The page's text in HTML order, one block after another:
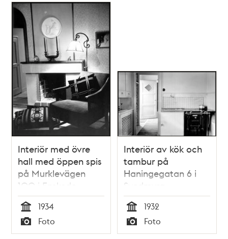
Interiör med övre
hall med öppen spis
på Murklevägen
100 i Enskede
småstugeområde
Tid
1934
Typ
Foto
Interiör av kök och
tambur på
Haningegatan 6 i
Svedmyra
småstugeområde
Tid
1932
Typ
Foto